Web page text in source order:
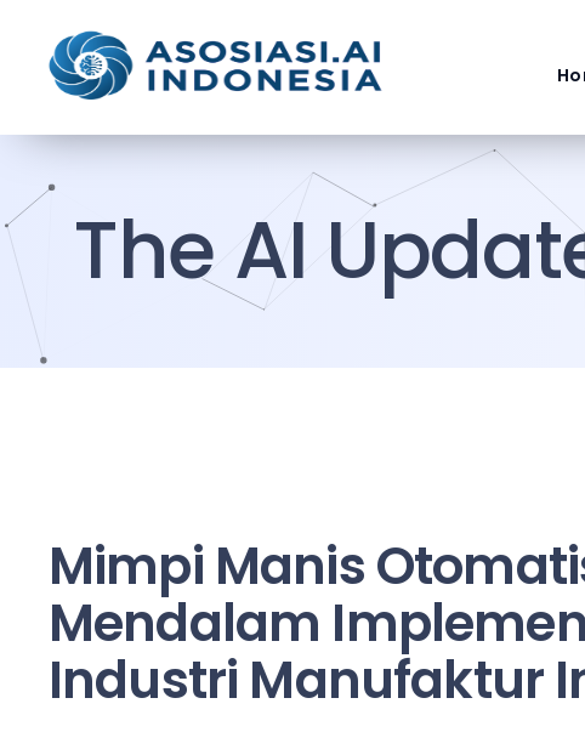
The AI
Mimpi Manis
Mendalam
Industri Manufaktur